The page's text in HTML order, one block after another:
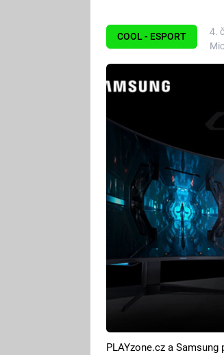
COOL - ESPORT
4.
PLAYzone.cz a